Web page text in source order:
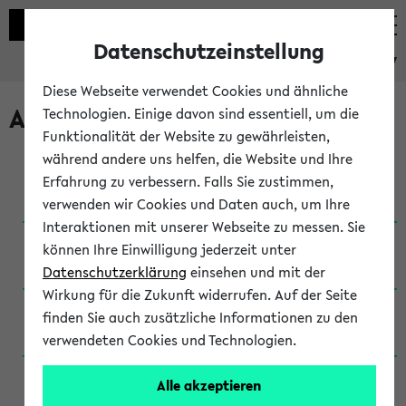
eKVV
Archivierte Studiengänge
Anglistik: British and American Studies / B.A.
(Einschreibung bis WiSe 16/17)
Anglistik: British and American Studies / B.A.
(Einschreibung bis SoSe 2015)
Anglistik: British and American Studies / B.A.
(Einschreibung bis SoSe 2013)
Anglistik: British and American Studies / Ba
(Einschreibung bis SoSe 2011)
Datenschutzeinstellung
Diese Webseite verwendet Cookies und ähnliche
Technologien. Einige davon sind essentiell, um die
Funktionalität der Website zu gewährleisten,
während andere uns helfen, die Website und Ihre
Erfahrung zu verbessern. Falls Sie zustimmen,
verwenden wir Cookies und Daten auch, um Ihre
Interaktionen mit unserer Webseite zu messen. Sie
können Ihre Einwilligung jederzeit unter
Datenschutzerklärung einsehen und mit der
Wirkung für die Zukunft widerrufen. Auf der Seite
finden Sie auch zusätzliche Informationen zu den
verwendeten Cookies und Technologien.
Alle akzeptieren